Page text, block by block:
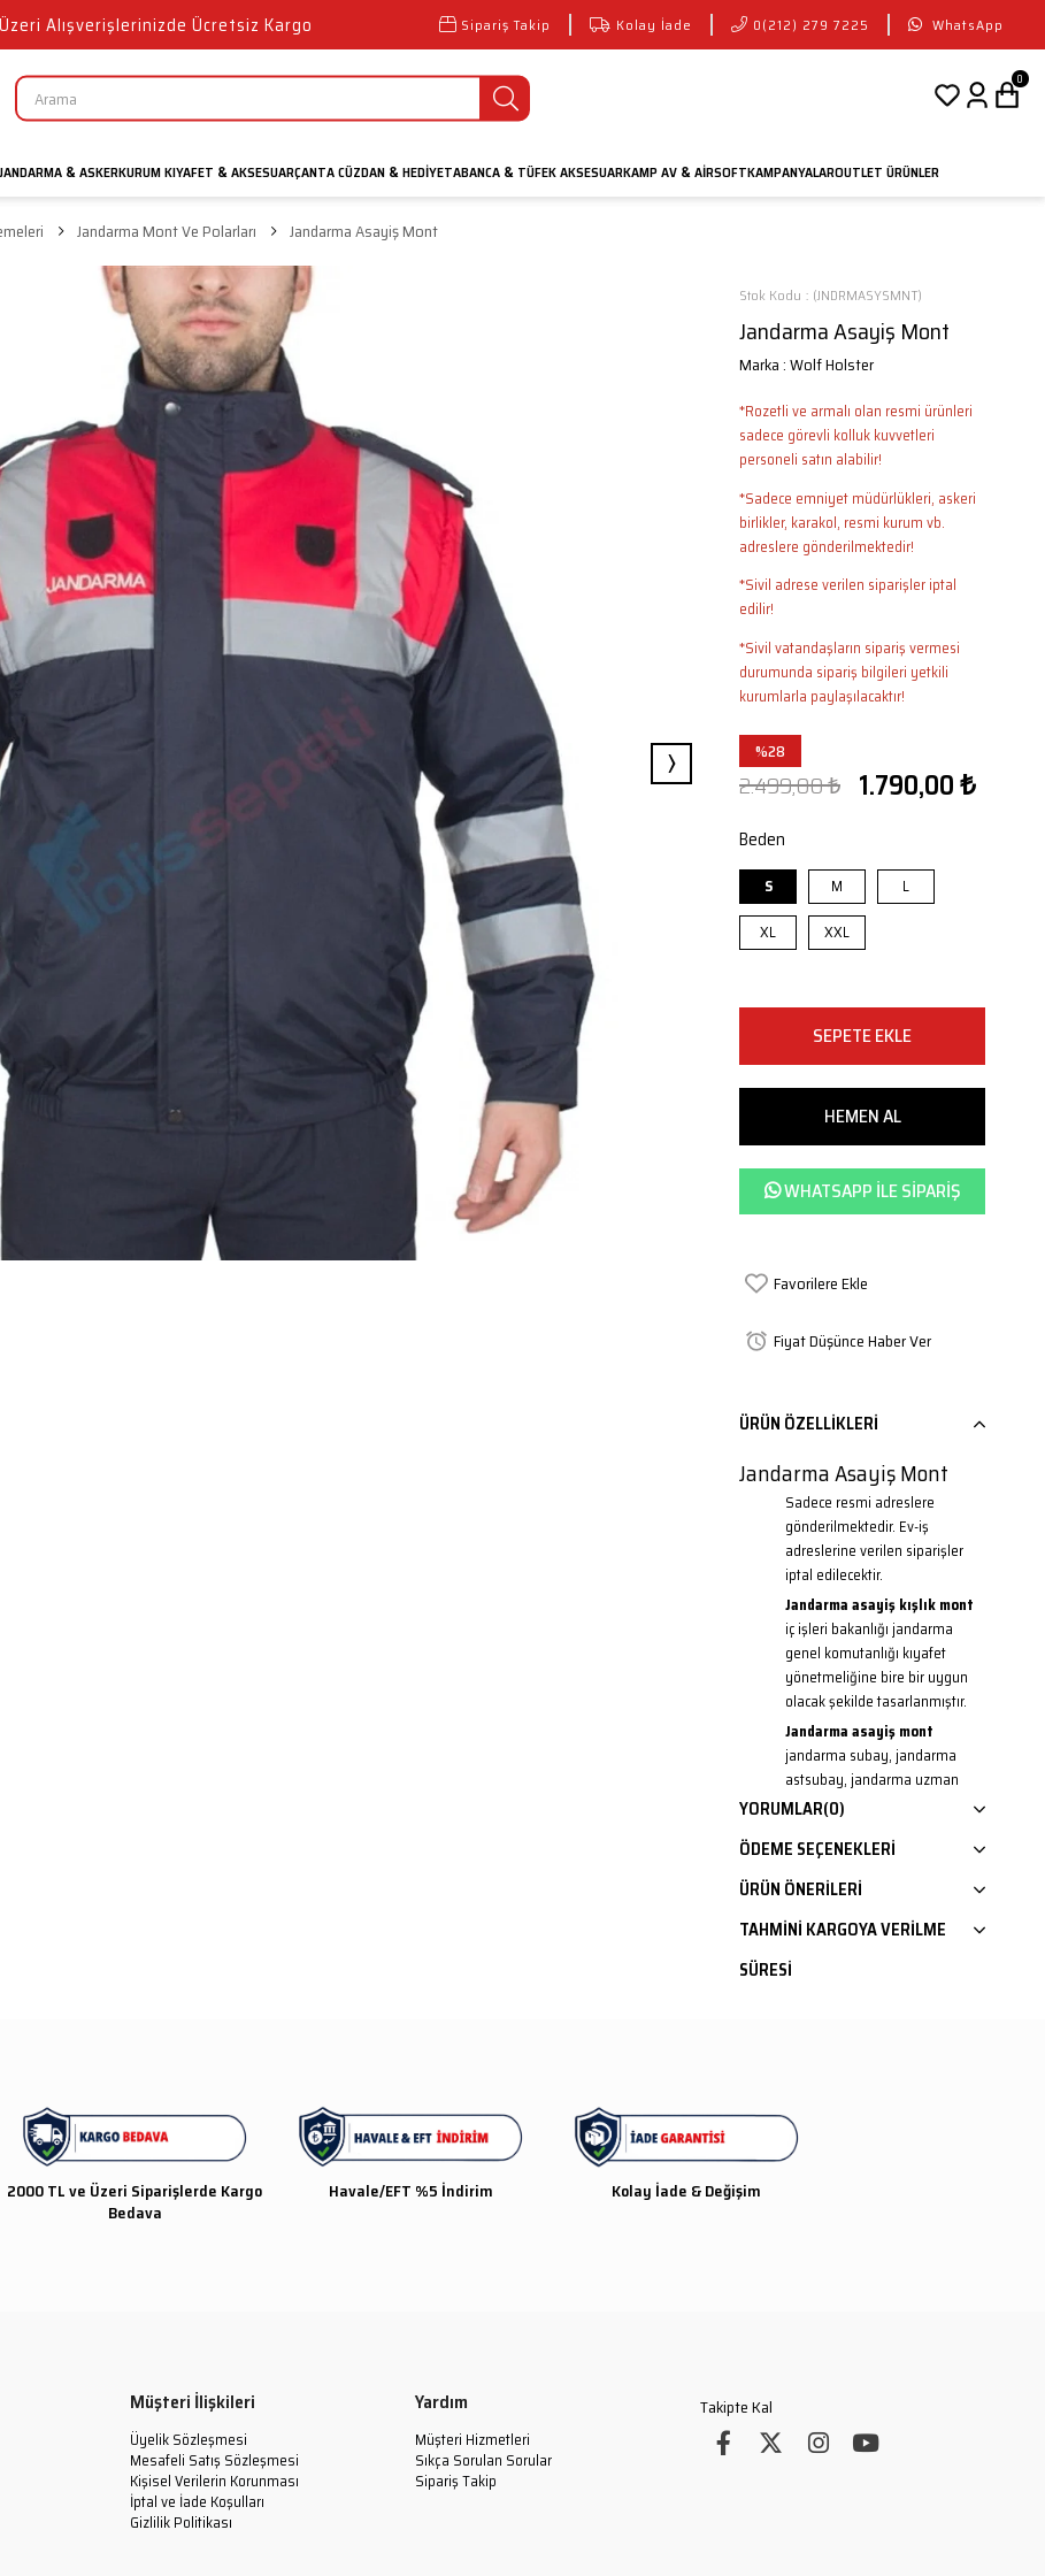
Alışverişlerinizde Ücretsiz Kargo Sipariş Takip Kolay İade 0(212) 279 7225 WhatsApp
0
&ASKERKURUM KIYAFET &AKSESUARÇANTA CÜZDAN &HEDIYETABANCA &TÜFEK AKSESUARKAMP AV &AIRSOFTKAMPANYALAROUTLET ÜRÜNLER
Jandarma Mont Ve Polarları Jandarma Asayiş Mont
›
Stok Kodu (JNDRMASYSMNT)
Jandarma Asayiş Mont
Marka:Wolf Holster
*Rozetli ve armalı olan resmi ürünleri
sadece görevli kolluk kuvvetleri
personeli satın alabilir!
*Sadece emniyet müdürlükleri, askeri
birlikler, karakol, resmi kurum vb.
adreslere gönderilmektedir!
*Sivil adrese verilen siparişler iptal
edilir!
*Sivil vatandaşların sipariş vermesi
durumunda sipariş bilgileri yetkili
kurumlarla paylaşılacaktır!
%28
İndirim
2.499,00 ₺ 1.790,00 ₺
Beden
S M
L
XL
XXL
WHATSAPP ILE SIPARIŞ
Favorilere Ekle
Fiyat Düşünce Haber Ver
ÜRÜN ÖZELLIKLERI
Jandarma Asayiş Mont
Sadece resmi adreslere
gönderilmektedir. Ev-iş
adreslerine verilen siparişler
iptal edilecektir.
Jandarma asayiş kışlıkmont
iç işleri bakanlığı jandarma
genel komutanlığı kıyafet
yönetmeliğine bire bir uygun
olacak şekilde tasarlanmıştır.
Jandarma asayiş mont
jandarma subay, jandarma
astsubay, jandarma uzman
çavuş rütbeli personelleri için
Jandarma montukumaş yapısı
itibari ile su ve rüzgar
edilmiş olup içi kapitone
astarlıdır.
görevlerinde görevli personelin
rahatça görünmesini sağlar.
Not:Bu mont sadece resmi
YORUMLAR(0)
ÖDEME SEÇENEKLERI
ÜRÜN ÖNERILERI
TAHMINI KARGOYA VERILME
SÜRESI
2000 TL ve Üzeri Siparişlerde Kargo
Bedava
Havale/EFT %5 İndirim Kolay İade & Değişim
Müşteri İlişkileri
Üyelik Sözleşmesi
Mesafeli Satış Sözleşmesi
Kişisel Verilerin Korunması
İptal ve İade Koşulları
Gizlilik Politikası
Yardım
Müşteri Hizmetleri
Sıkça Sorulan Sorular
Sipariş Takip
Takipte Kal